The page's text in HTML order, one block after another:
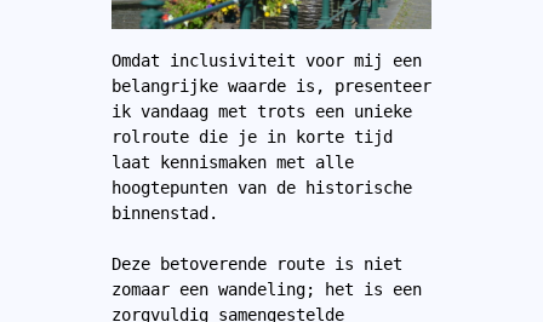
Omdat inclusiviteit voor mij een
belangrijke waarde is, presenteer
ik vandaag met trots een unieke
rolroute die je in korte tijd
laat kennismaken met alle
hoogtepunten van de historische
binnenstad.
Deze betoverende route is niet
zomaar een wandeling; het is een
zorgvuldig samengestelde